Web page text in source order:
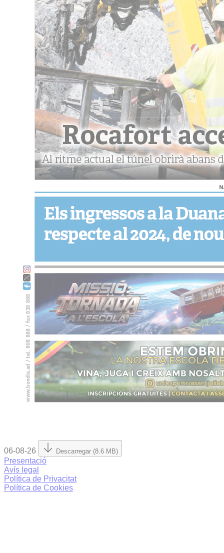
06-08-26 Descarregar (8.6 MB)
Presentació
Avís legal
Política de Privacitat
Política de Cookies